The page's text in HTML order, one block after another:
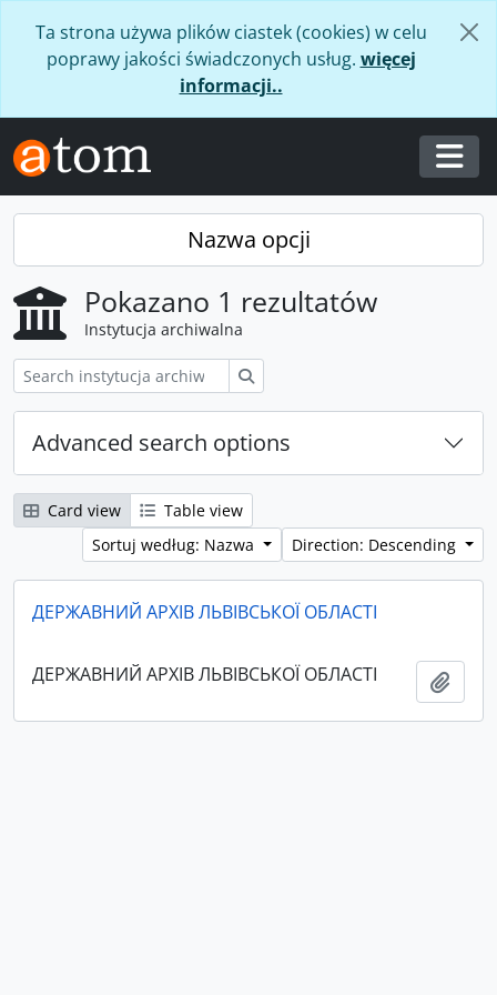
Ta strona używa plików ciastek (cookies) w celu
poprawy jakości świadczonych usług. więcej
informacji..
Nazwa opcji
Pokazano 1 rezultatów
Instytucja archiwalna
Advanced search options
Card view
Table view
Sortuj według: Nazwa
Direction: Descending
ДЕРЖАВНИЙ АРХІВ ЛЬВІВСЬКОЇ ОБЛАСТІ
ДЕРЖАВНИЙ АРХІВ ЛЬВІВСЬКОЇ ОБЛАСТІ